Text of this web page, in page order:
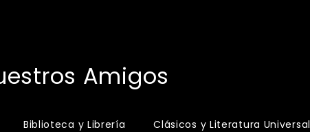
Amigos
Biblioteca y Librería Clásicos y Literatura Universal